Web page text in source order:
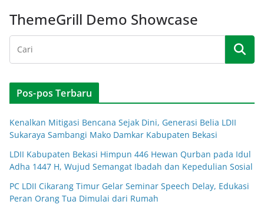
ThemeGrill Demo Showcase
Pos-pos Terbaru
Kenalkan Mitigasi Bencana Sejak Dini, Generasi Belia LDII
Sukaraya Sambangi Mako Damkar Kabupaten Bekasi
LDII Kabupaten Bekasi Himpun 446 Hewan Qurban pada Idul
Adha 1447 H, Wujud Semangat Ibadah dan Kepedulian Sosial
PC LDII Cikarang Timur Gelar Seminar Speech Delay, Edukasi
Peran Orang Tua Dimulai dari Rumah